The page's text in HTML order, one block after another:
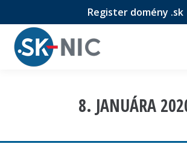
Register domény .sk
8. JANUÁRA